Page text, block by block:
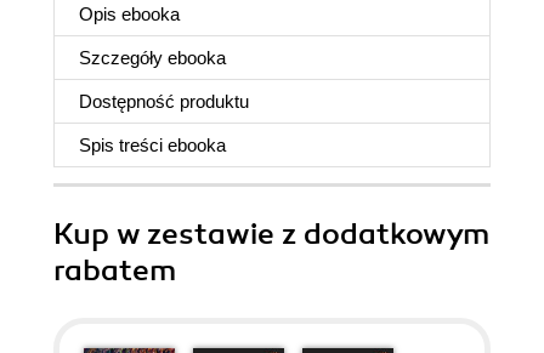
Opis ebooka
Szczegóły ebooka
Dostępność produktu
Spis treści ebooka
Kup w zestawie z dodatkowym
rabatem